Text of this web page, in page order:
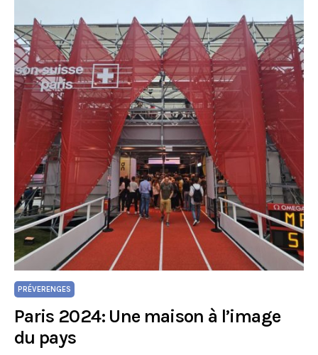
PRÉVERENGES
Paris 2024: Une maison à l’image
du pays